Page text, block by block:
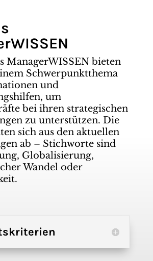
ManagerWISSEN bieten
Schwerpunktthema
und
um
bei ihren strategischen
zu unterstützen. Die
sich aus den aktuellen
ab – Stichworte sind
Globalisierung,
Wandel oder